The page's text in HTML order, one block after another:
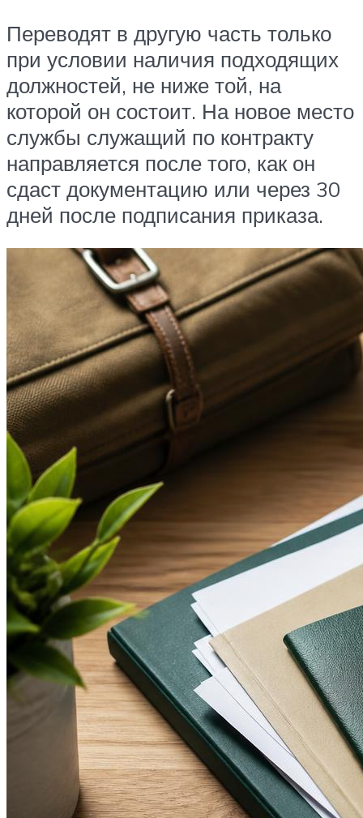
Переводят в другую часть только
при условии наличия подходящих
должностей, не ниже той, на
которой он состоит. На новое место
службы служащий по контракту
направляется после того, как он
сдаст документацию или через 30
дней после подписания приказа.